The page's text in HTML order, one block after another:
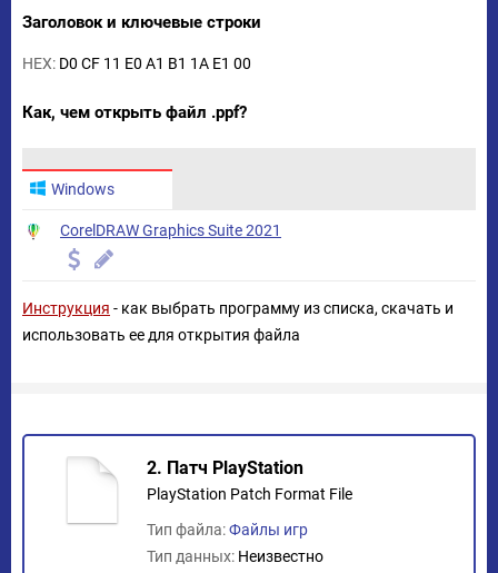
Заголовок и ключевые строки
HEX: D0 CF 11 E0 A1 B1 1A E1 00
Как, чем открыть файл .ppf?
Windows
CorelDRAW Graphics Suite 2021
Инструкция - как выбрать программу из списка, скачать и
использовать ее для открытия файла
2. Патч PlayStation
PlayStation Patch Format File
Тип файла:Файлы игр
Тип данных: Неизвестно